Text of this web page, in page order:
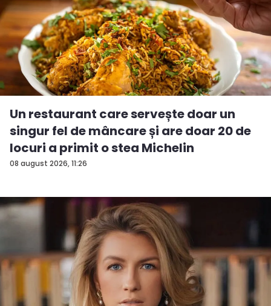
08 august 2026, 11:26
Un restaurant care servește doar un
singur fel de mâncare și are doar 20 de
locuri a primit o stea Michelin